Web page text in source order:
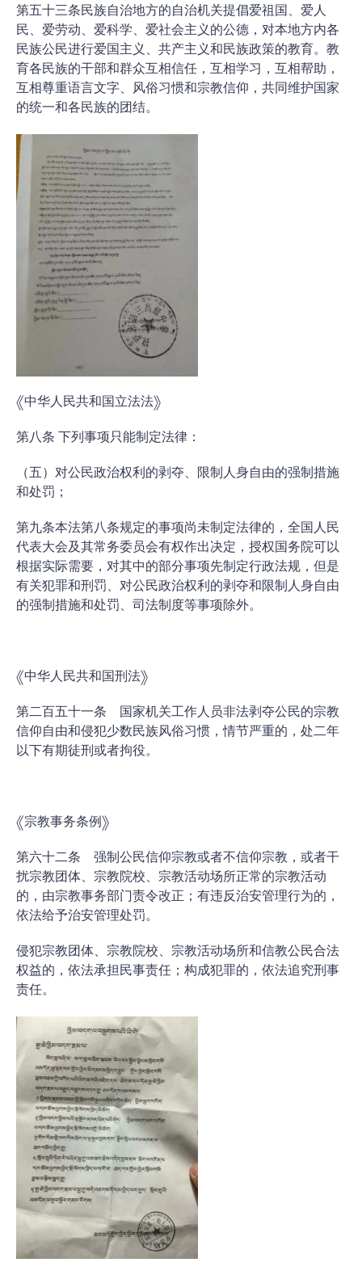
第五十三条民族自治地方的自治机关提倡爱祖国、爱人
民、爱劳动、爱科学、爱社会主义的公德，对本地方内各
民族公民进行爱国主义、共产主义和民族政策的教育。教
育各民族的干部和群众互相信任，互相学习，互相帮助，
互相尊重语言文字、风俗习惯和宗教信仰，共同维护国家
的统一和各民族的团结。
《中华人民共和国立法法》
第八条 下列事项只能制定法律：
（五）对公民政治权利的剥夺、限制人身自由的强制措施
和处罚；
第九条本法第八条规定的事项尚未制定法律的，全国人民
代表大会及其常务委员会有权作出决定，授权国务院可以
根据实际需要，对其中的部分事项先制定行政法规，但是
有关犯罪和刑罚、对公民政治权利的剥夺和限制人身自由
的强制措施和处罚、司法制度等事项除外。
《中华人民共和国刑法》
第二百五十一条 国家机关工作人员非法剥夺公民的宗教
信仰自由和侵犯少数民族风俗习惯，情节严重的，处二年
以下有期徒刑或者拘役。
《宗教事务条例》
第六十二条 强制公民信仰宗教或者不信仰宗教，或者干
扰宗教团体、宗教院校、宗教活动场所正常的宗教活动
的，由宗教事务部门责令改正；有违反治安管理行为的，
依法给予治安管理处罚。
侵犯宗教团体、宗教院校、宗教活动场所和信教公民合法
权益的，依法承担民事责任；构成犯罪的，依法追究刑事
责任。